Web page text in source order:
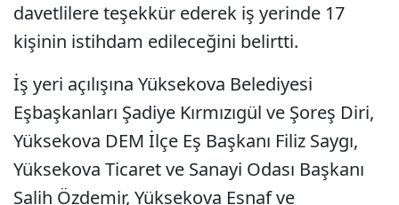
davetlilere teşekkür ederek iş yerinde 17
kişinin istihdam edileceğini belirtti.
İş yeri açılışına Yüksekova Belediyesi
Eşbaşkanları Şadiye Kırmızıgül ve Şoreş Diri,
Yüksekova DEM İlçe Eş Başkanı Filiz Saygı,
Yüksekova Ticaret ve Sanayi Odası Başkanı
Salih Özdemir, Yüksekova Esnaf ve